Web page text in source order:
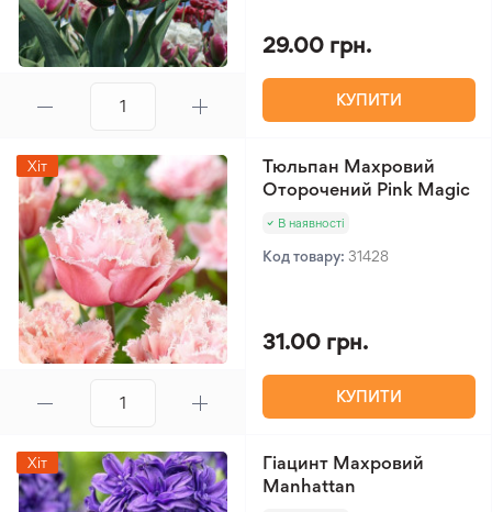
29.00 грн.
КУПИТИ
Хіт
Тюльпан Махровий
Оторочений Pink Magic
В наявності
Код товару: 31428
31.00 грн.
КУПИТИ
Хіт
Гіацинт Махровий
Manhattan